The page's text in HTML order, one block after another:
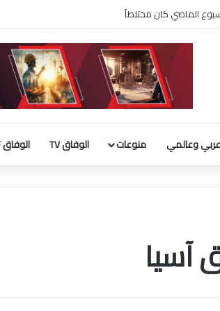
كويتي في النصف الأول من 2026
عربي وعالمي منوعات الوفاق TV الوفاق PDF
آسيا